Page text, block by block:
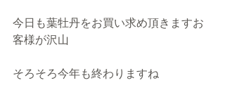
今日も葉牡丹をお買い求め頂きますお
客様が沢山
そろそろ今年も終わりますね